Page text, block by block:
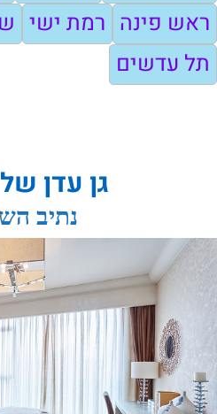
ראש פינה רמת ישי
תל עדשים
גן עדן
נתיב